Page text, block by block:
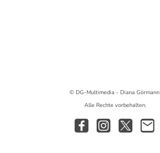
© DG-Multimedia - Diana Görmann
Alle Rechte vorbehalten.